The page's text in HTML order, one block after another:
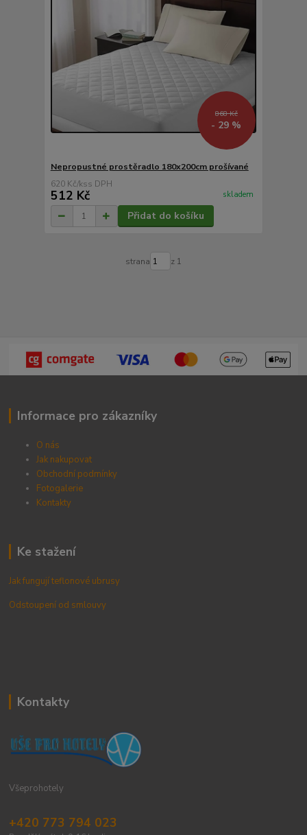
868 Kč
- 29 %
Nepropustné prostěradlo 180x200cm prošívané
620 Kč/ks
512 Kč skladem
Přidat do košíku
strana z 1
Informace pro zákazníky
O nás
Jak nakupovat
Obchodní podmínky
Fotogalerie
Kontakty
Ke stažení
Jak fungují teflonové ubrusy
Odstoupení od smlouvy
Kontakty
Všeprohotely
+420 773 794 023